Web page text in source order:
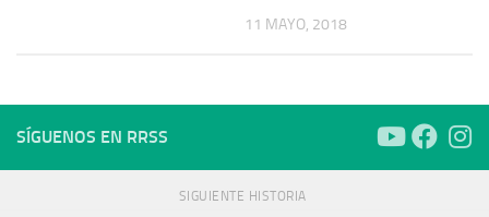
11 MAYO, 2018
SÍGUENOS EN RRSS
SIGUIENTE HISTORIA